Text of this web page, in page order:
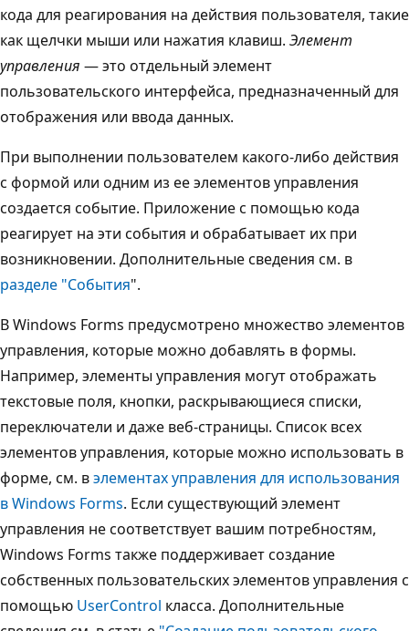
кода для реагирования на действия пользователя, такие
как щелчки мыши или нажатия клавиш. Элемент
управления — это отдельный элемент
пользовательского интерфейса, предназначенный для
отображения или ввода данных.
При выполнении пользователем какого-либо действия
с формой или одним из ее элементов управления
создается событие. Приложение с помощью кода
реагирует на эти события и обрабатывает их при
возникновении. Дополнительные сведения см. в
разделе "События".
В Windows Forms предусмотрено множество элементов
управления, которые можно добавлять в формы.
Например, элементы управления могут отображать
текстовые поля, кнопки, раскрывающиеся списки,
переключатели и даже веб-страницы. Список всех
элементов управления, которые можно использовать в
форме, см. вэлементах управления для использования
в Windows Forms. Если существующий элемент
управления не соответствует вашим потребностям,
Windows Forms также поддерживает создание
собственных пользовательских элементов управления с
помощью UserControl класса. Дополнительные